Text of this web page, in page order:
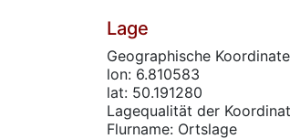
Lage
Geographische
lon: 6.810583
lat: 50.191280
Lagequalität der
Flurname: Ortslage